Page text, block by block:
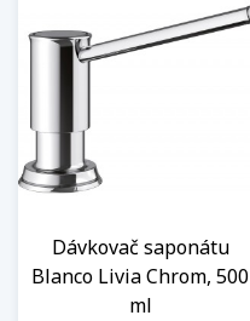
Dávkovač saponátu
Blanco Livia Chrom, 500
ml